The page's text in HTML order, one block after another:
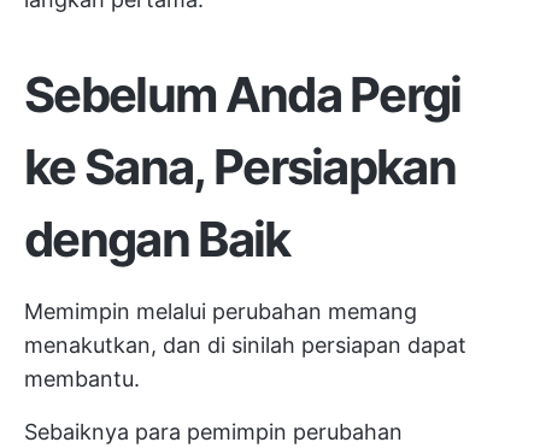
Sebelum Anda Pergi
ke Sana, Persiapkan
dengan Baik
Memimpin melalui perubahan memang
menakutkan, dan di sinilah persiapan dapat
membantu.
Sebaiknya para pemimpin perubahan